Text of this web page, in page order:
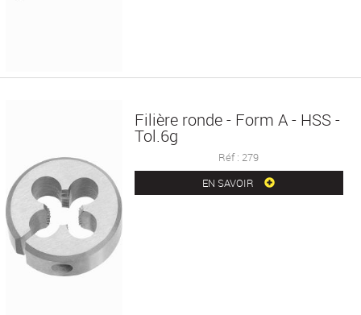
Filière ronde - Form A - HSS -
Tol.6g
Réf : 279
EN SAVOIR